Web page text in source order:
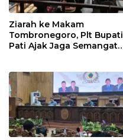
Ziarah ke Makam
Tombronegoro, Plt Bupati
Pati Ajak Jaga Semangat
Berkualitas